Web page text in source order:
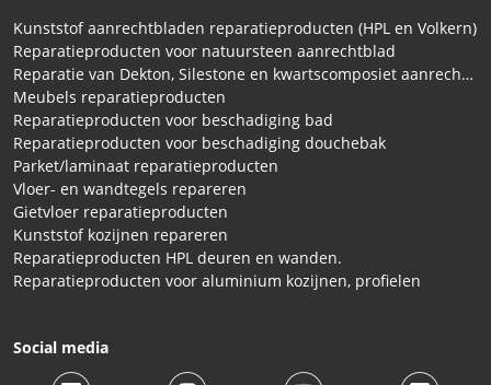
Kunststof aanrechtbladen reparatieproducten (HPL en Volkern)
Reparatieproducten voor natuursteen aanrechtblad
Reparatie van Dekton, Silestone en kwartscomposiet aanrechtbladen
Meubels reparatieproducten
Reparatieproducten voor beschadiging bad
Reparatieproducten voor beschadiging douchebak
Parket/laminaat reparatieproducten
Vloer- en wandtegels repareren
Gietvloer reparatieproducten
Kunststof kozijnen repareren
Reparatieproducten HPL deuren en wanden.
Reparatieproducten voor aluminium kozijnen, profielen
Social media